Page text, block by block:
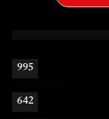
995
642